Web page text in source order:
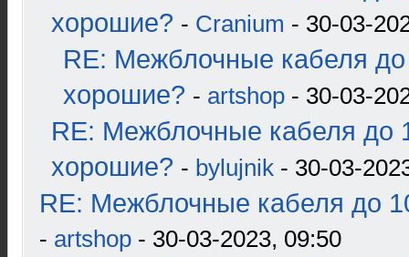
хорошие? - Cranium - 30-03-
RE: Межблочные кабеля до
хорошие? - artshop - 30-03-
RE: Межблочные кабеля до
хорошие? - bylujnik - 30-03-
RE: Межблочные кабеля до
- artshop - 30-03-2023, 09:50